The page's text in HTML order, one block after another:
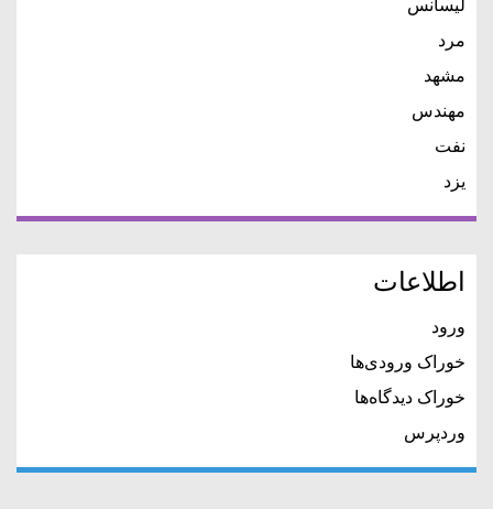
لیسانس
مرد
مشهد
مهندس
نفت
یزد
اطلاعات
ورود
خوراک ورودی‌ها
خوراک دیدگاه‌ها
وردپرس